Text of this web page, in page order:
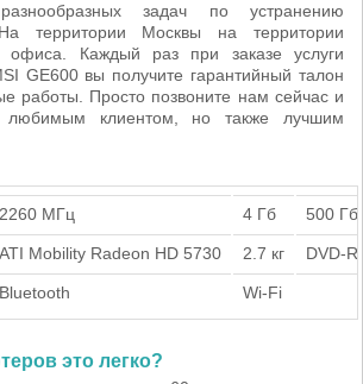
задач по устранению
На территории Москвы на территории
Каждый раз при заказе услуги
GE600 вы получите гарантийный талон
работы. Просто позвоните нам сейчас и
любимым клиентом, но также лучшим
2260 МГц 4 Гб 500 Гб
ATI Mobility Radeon HD 5730 2.7 кг DVD-
Bluetooth Wi-Fi
это легко?